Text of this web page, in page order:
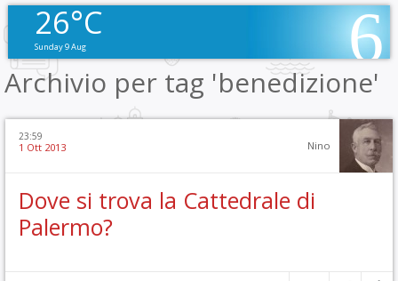
26°C
Sunday 9 Aug
Archivio per tag 'benedizione'
23:59
1 Ott 2013 Nino
Dove si trova la Cattedrale di
Palermo?